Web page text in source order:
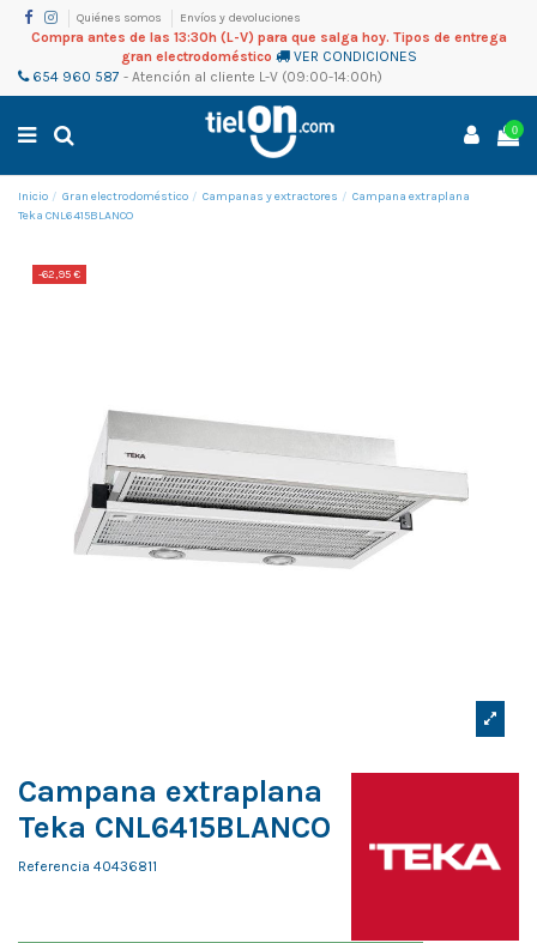
Quiénes somos Envíos y devoluciones
Compra antes de las 13:30h (L-V) para que salga hoy. Tipos de entrega
gran electrodoméstico
VER CONDICIONES
654 960 587 - Atención al cliente L-V (09:00-14:00h)
0
Inicio Gran electrodoméstico Campanas y extractores
Campana extraplana
Teka CNL6415BLANCO
-62,95 €
Campana extraplana
Teka CNL6415BLANCO
Referencia 40436811